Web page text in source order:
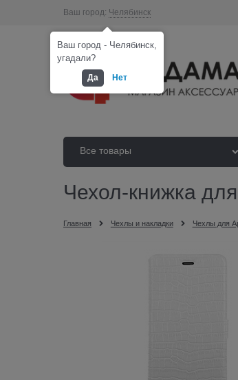
Ваш город: Челябинск
Все товары
Чехол-книжка
Главная Чехлы и накладки Чехлы для
Ваш город - Челябинск,
угадали?
Да Нет